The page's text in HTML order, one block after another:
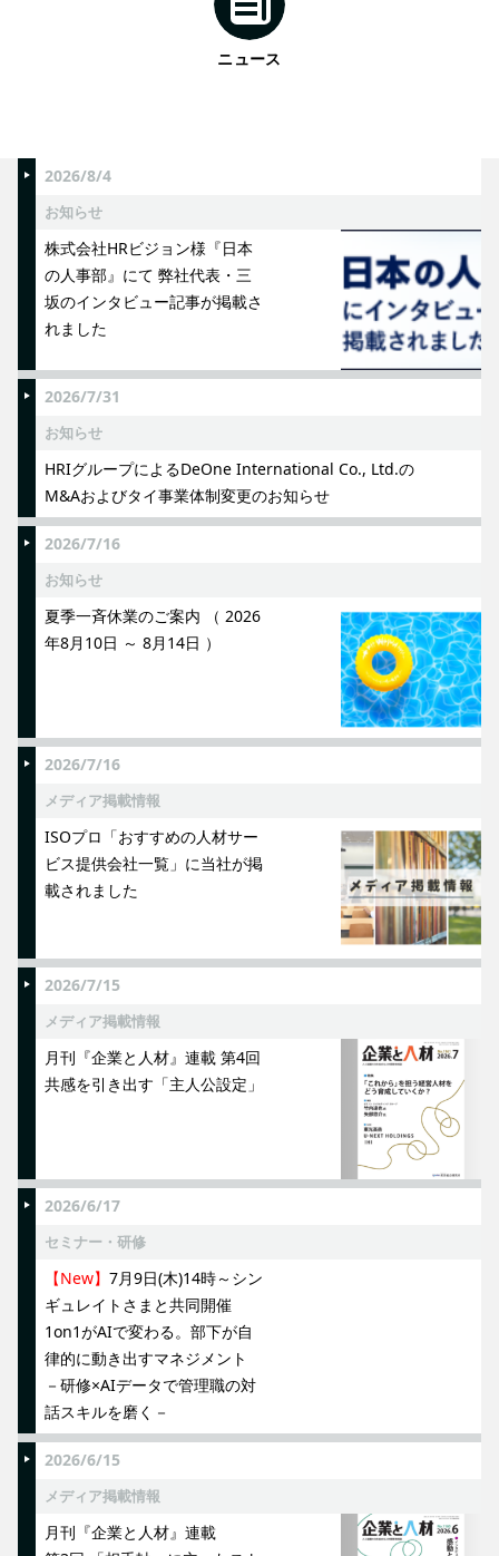
ニュース
2026/8/4
お知らせ
株式会社HRビジョン様『日本
の人事部』にて 弊社代表・三
坂のインタビュー記事が掲載さ
れました
2026/7/31
お知らせ
HRIグループによるDeOne International Co., Ltd.の
M&Aおよびタイ事業体制変更のお知らせ
2026/7/16
お知らせ
夏季一斉休業のご案内 （ 2026
年8月10日 ～ 8月14日 ）
2026/7/16
メディア掲載情報
ISOプロ「おすすめの人材サー
ビス提供会社一覧」に当社が掲
載されました
2026/7/15
メディア掲載情報
月刊『企業と人材』連載 第4回
共感を引き出す「主人公設定」
2026/6/17
セミナー・研修
【New】 7月9日(木)14時～シン
ギュレイトさまと共同開催
1on1がAIで変わる。部下が自
律的に動き出すマネジメント
－研修×AIデータで管理職の対
話スキルを磨く－
2026/6/15
メディア掲載情報
月刊『企業と人材』連載